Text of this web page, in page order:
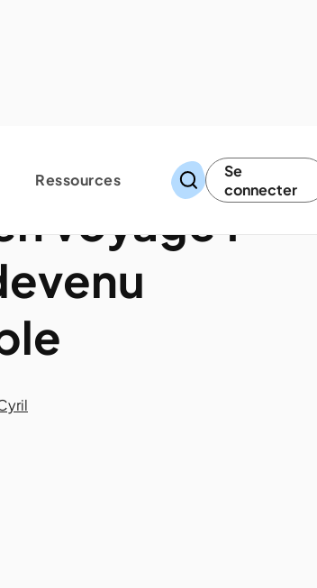
Ressources
Se
connecter
voyage :